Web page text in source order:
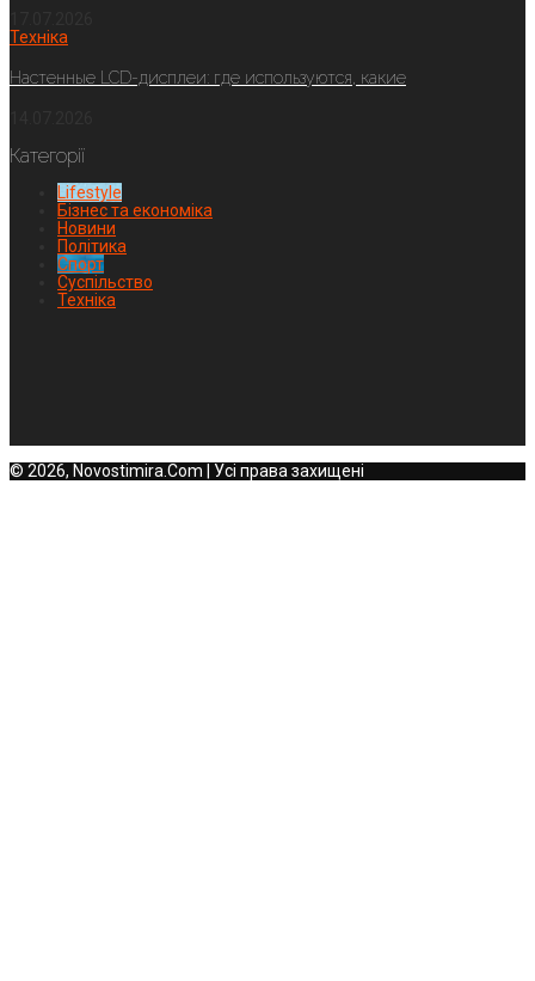
Техніка
Настенные LCD-дисплеи: где используются, какие
Категорії
Lifestyle
Бізнес та економіка
Новини
Політика
Спорт
Суспільство
Техніка
© 2026, Novostimira.Com | Усі права захищені